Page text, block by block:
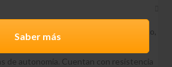
Saber másel chip H2, diseño ergonómico,
y estuche con puerto USB-C,
de autonomía. Cuentan con resistencia